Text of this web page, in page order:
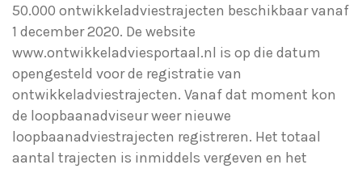
50.000 ontwikkeladviestrajecten beschikbaar vanaf
1 december 2020. De website
www.ontwikkeladviesportaal.nl is op die datum
opengesteld voor de registratie van
ontwikkeladviestrajecten. Vanaf dat moment kon
de loopbaanadviseur weer nieuwe
loopbaanadviestrajecten registreren. Het totaal
aantal trajecten is inmiddels vergeven en het